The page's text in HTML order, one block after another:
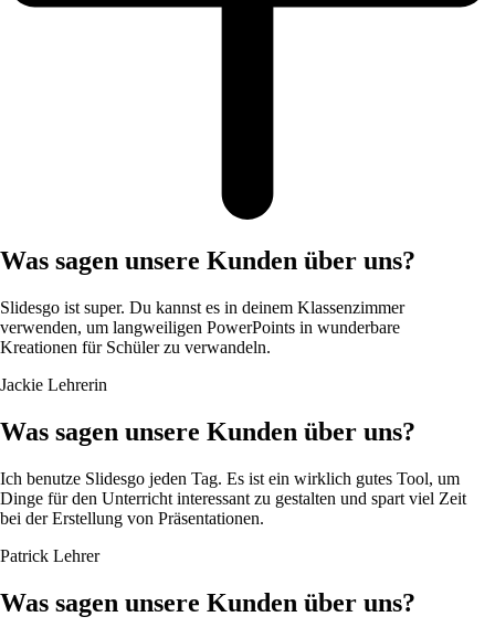
Was sagen unsere Kunden über uns?
Slidesgo ist super. Du kannst es in deinem Klassenzimmer
verwenden, um langweiligen PowerPoints in wunderbare
Kreationen für Schüler zu verwandeln.
Jackie Lehrerin
Was sagen unsere Kunden über uns?
Ich benutze Slidesgo jeden Tag. Es ist ein wirklich gutes Tool, um
Dinge für den Unterricht interessant zu gestalten und spart viel Zeit
bei der Erstellung von Präsentationen.
Patrick Lehrer
Was sagen unsere Kunden über uns?